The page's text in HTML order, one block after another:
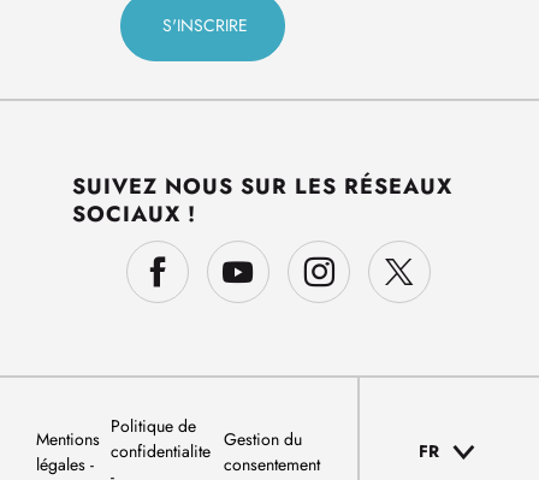
SUIVEZ NOUS SUR LES RÉSEAUX
SOCIAUX !
Mentions
légales
Politique de
confidentialite
Gestion du
consentement
FR